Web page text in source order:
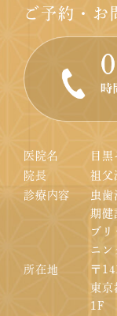
ご予約・お
医院名
目
院長
祖父
診療内容
虫
期健
ブ
ニン
所在地
〒
東京
1F